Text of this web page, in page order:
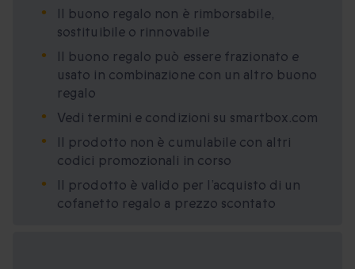
Il buono regalo non è rimborsabile,
sostituibile o rinnovabile
Il buono regalo può essere frazionato e
usato in combinazione con un altro buono
regalo
Vedi termini e condizioni su smartbox.com
Il prodotto non è cumulabile con altri
codici promozionali in corso
Il prodotto è valido per l’acquisto di un
cofanetto regalo a prezzo scontato